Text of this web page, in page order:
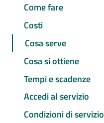
Come fare
Costi
Cosa serve
Cosa si ottiene
Tempi e scadenze
Accedi al servizio
Condizioni di servizio